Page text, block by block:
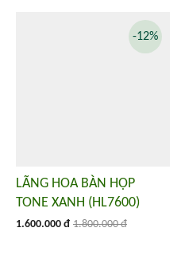
LÃNG HOA BÀN HỌP
TONE XANH (HL7600)
1.600.000 đ 1.800.000 đ
-12%